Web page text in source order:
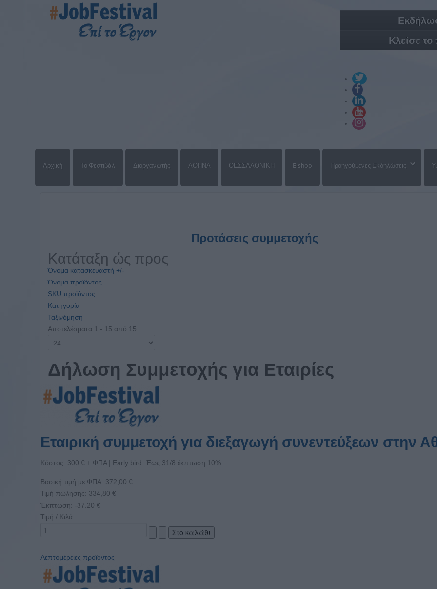
Κλείσε
Αρχική Το Φεστιβάλ Διοργανωτής ΑΘΗΝΑ ΘΕΣΣΑΛΟΝΙΚΗ E-shop Προηγούμενες Εκδηλώσεις
Προτάσεις συμμετοχής
Κατάταξη ώς προς
Όνομα κατασκευαστή +/-
Όνομα προϊόντος
SKU προϊόντος
Κατηγορία
Ταξινόμηση
Αποτελέσματα 1 - 15 από 15
Δήλωση Συμμετοχής για Εταιρίες
Εταιρική συμμετοχή για διεξαγωγή συνεντεύξεων στην
Κόστος: 300 € + ΦΠΑ | Early bird: Έως 31/8 έκπτωση 10%
Βασική τιμή με ΦΠΑ: 372,00 €
Τιμή πώλησης: 334,80 €
Έκπτωση: -37,20 €
Τιμή / Κιλά :
Λεπτομέρειες προϊόντος